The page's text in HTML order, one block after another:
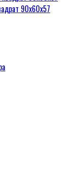
90х60х57